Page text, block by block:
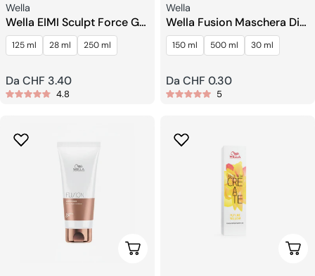
Venditore:
Wella
Wella EIMI Sculpt Force Gel
Di Gomma
125 ml 28 ml 250 ml
Prezzo
regolare
Da CHF 3.40
4.8
Venditore:
Wella
Wella Fusion Maschera Di
Riparazione Intensa
150 ml 500 ml 30 ml
Prezzo
regolare
Da CHF 0.30
5
Scegli Le Opzioni